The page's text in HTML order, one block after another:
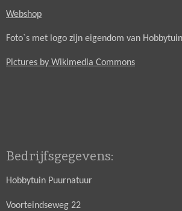
Webshop
Foto`s met logo zijn eigendom van
Pictures by Wikimedia Commons
Bedrijfsgegevens:
Hobbytuin Puurnatuur
Voorteindseweg 22